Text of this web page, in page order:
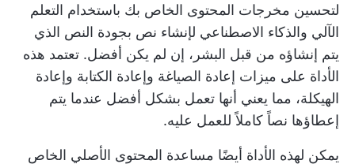
لتحسين مخرجات المحتوى الخاص بك باستخدام التعلم
الآلي والذكاء الاصطناعي لإنشاء نص بجودة النص الذي
يتم إنشاؤه من قبل البشر، إن لم يكن أفضل. تعتمد هذه
الأداة على ميزات إعادة الصياغة وإعادة الكتابة وإعادة
الهيكلة، مما يعني أنها تعمل بشكل أفضل عندما يتم
إعطاؤها نصاً كاملاً للعمل عليه.
يمكن لهذه الأداة أيضًا مساعدة المحتوى الأصلي الخاص